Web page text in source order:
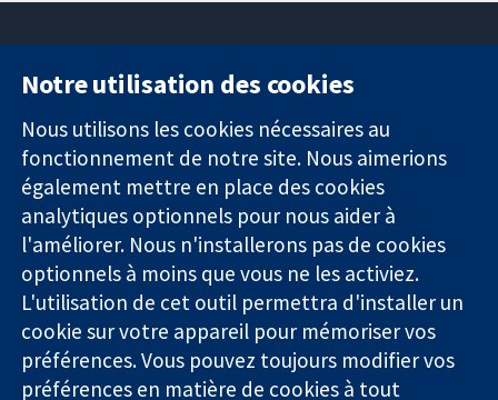
Des données
probantes.
Des décisions
éclairées.
Une meilleure
santé.
11-13 Cavendish
Square
Londres
W1G0AN
Royaume-Uni
nous
Actualités
presse
Qui sommes-
nous
Offres
d'emploi
Library
Notre utilisation des cookies
Nous utilisons les cookies nécessaires au
fonctionnement de notre site. Nous aimerions
également mettre en place des cookies
analytiques optionnels pour nous aider à
l'améliorer. Nous n'installerons pas de cookies
optionnels à moins que vous ne les activiez.
L'utilisation de cet outil permettra d'installer un
cookie sur votre appareil pour mémoriser vos
préférences. Vous pouvez toujours modifier vos
préférences en matière de cookies à tout